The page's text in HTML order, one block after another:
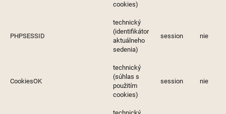
cookies)
PHPSESSID
technický
(identifikátor
aktuálneho
sedenia)
session nie
CookiesOK
technický
(súhlas s
použitím
cookies)
session nie